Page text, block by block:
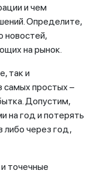
и чем
Определите,
новостей,
на рынок.
так и
самых простых –
Допустим,
на год и потерять
либо через год,
точечные